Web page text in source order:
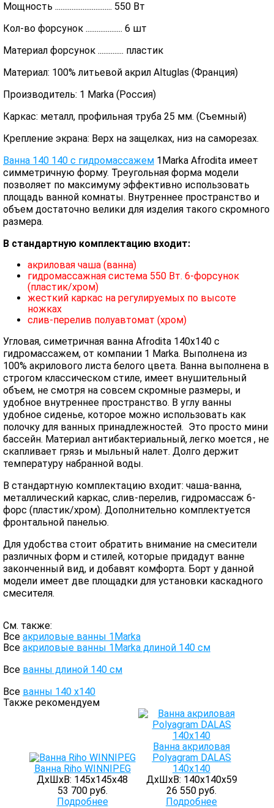
Мощность ............................... 550 Вт
Кол-во форсунок .................... 6 шт
Материал форсунок .............. пластик
Материал: 100% литьевой акрил Altuglas (Франция)
Производитель: 1 Marka (Россия)
Каркас: металл, профильная труба 25 мм. (Съемный)
Крепление экрана: Верх на защелках, низ на саморезах.
Ванна 140 140 с гидромассажем 1Marka Afrodita имеет
симметричную форму. Треугольная форма модели
позволяет по максимуму эффективно использовать
площадь ванной комнаты. Внутреннее пространство и
объем достаточно велики для изделия такого скромного
размера.
В стандартную комплектацию входит:
акриловая чаша (ванна)
гидромассажная система 550 Вт. 6-форсунок
(пластик/хром)
жесткий каркас на регулируемых по высоте
ножках
слив-перелив полуавтомат (хром)
Угловая, симетричная ванна Afrodita 140х140 с
гидромассажем, от компании 1 Marka. Выполнена из
100% акрилового листа белого цвета. Ванна выполнена в
строгом классическом стиле, имеет внушительный
объем, не смотря на совсем скромные размеры, и
удобное внутреннее пространство. В углу ванны
удобное сиденье, которое можно использовать как
полочку для ванных принадлежностей. Это просто мини
бассейн. Материал антибактериальный, легко моется , не
скапливает грязь и мыльный налет. Долго держит
температуру набранной воды.
В стандартную комплектацию входит: чаша-ванна,
металлический каркас, слив-перелив, гидромассаж 6-
форс (пластик/хром). Дополнительно комплектуется
фронтальной панелью.
Для удобства стоит обратить внимание на смесители
различных форм и стилей, которые придадут ванне
законченный вид, и добавят комфорта. Борт у данной
модели имеет две площадки для установки каскадного
смесителя.
См. также:
Все акриловые ванны 1Marka
Все акриловые ванны 1Marka длиной 140 см
Все ванны длиной 140 см
Все ванны 140 х140
Также рекомендуем
Ванна Riho WINNIPEG
ДхШхВ: 145х145х48
53 700 руб.
Подробнее
Ванна акриловая
Polyagram DALAS
140х140
ДхШхВ: 140х140х59
26 550 руб.
Подробнее